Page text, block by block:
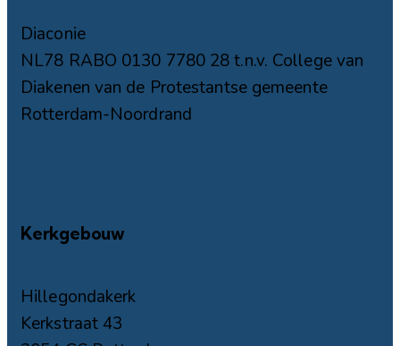
Diaconie
NL78 RABO 0130 7780 28 t.n.v. College van
Diakenen van de Protestantse gemeente
Rotterdam-Noordrand
Kerkgebouw
Hillegondakerk
Kerkstraat 43